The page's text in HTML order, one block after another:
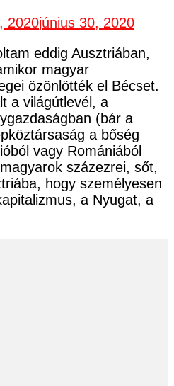
2020június 30, 2020
eddig Ausztriában,
magyar
özönlötték el Bécset.
a világútlevél, a
(bár a
a bőség
vagy Romániából
százezrei, sőt,
hogy személyesen
a Nyugat, a